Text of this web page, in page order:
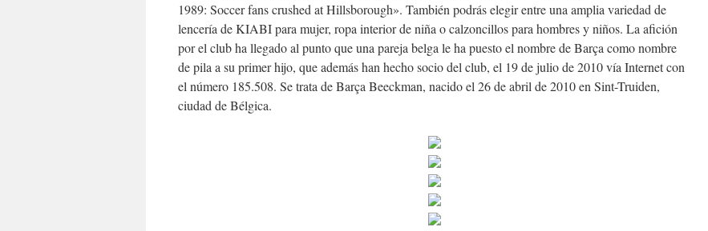
1989: Soccer fans crushed at Hillsborough». También podrás elegir entre una amplia variedad de
lencería de KIABI para mujer, ropa interior de niña o calzoncillos para hombres y niños. La afición
por el club ha llegado al punto que una pareja belga le ha puesto el nombre de Barça como nombre
de pila a su primer hijo, que además han hecho socio del club, el 19 de julio de 2010 vía Internet con
el número 185.508. Se trata de Barça Beeckman, nacido el 26 de abril de 2010 en Sint-Truiden,
ciudad de Bélgica.